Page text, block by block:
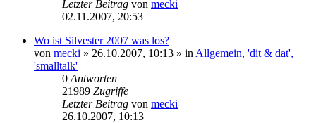
Letzter Beitrag von mecki
02.11.2007, 20:53
Wo ist Silvester 2007 was los?
von mecki » 26.10.2007, 10:13 » in Allgemein, 'dit & dat',
'smalltalk'
0 Antworten
21989 Zugriffe
Letzter Beitrag von mecki
26.10.2007, 10:13